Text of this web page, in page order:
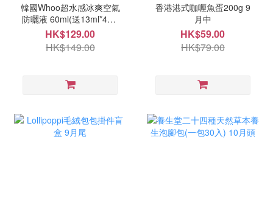
韓國Whoo超水感冰爽空氣
防曬液 60ml(送13ml*4支)
10月頭
HK$129.00
HK$149.00
香港港式咖喱魚蛋200g 9
月中
HK$59.00
HK$79.00